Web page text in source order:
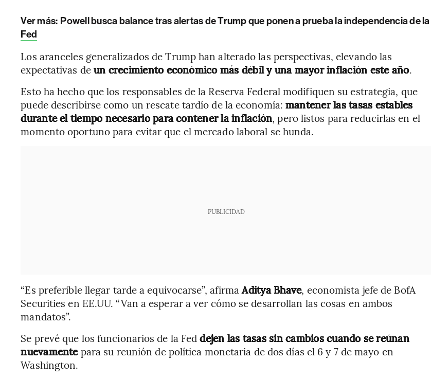
Ver más: Powell busca balance tras alertas de Trump que ponen a prueba la independencia de la
Fed
Los aranceles generalizados de Trump han alterado las perspectivas, elevando las
expectativas deun crecimiento económico más débil y una mayor inflación este año.
Esto ha hecho que los responsables de la Reserva Federal modifiquen su estrategia, que
puede describirse como un rescate tardío de la economía:mantener las tasas estables
durante el tiempo necesario para contener la inflación, pero listos para reducirlas en el
momento oportuno para evitar que el mercado laboral se hunda.
PUBLICIDAD
“Es preferible llegar tarde a equivocarse”, afirmaAditya Bhave, economista jefe de BofA
Securities en EE.UU. “Van a esperar a ver cómo se desarrollan las cosas en ambos
mandatos”.
Se prevé que los funcionarios de la Feddejen las tasas sin cambios cuando se reúnan
nuevamentepara su reunión de política monetaria de dos días el 6 y 7 de mayo en
Washington.